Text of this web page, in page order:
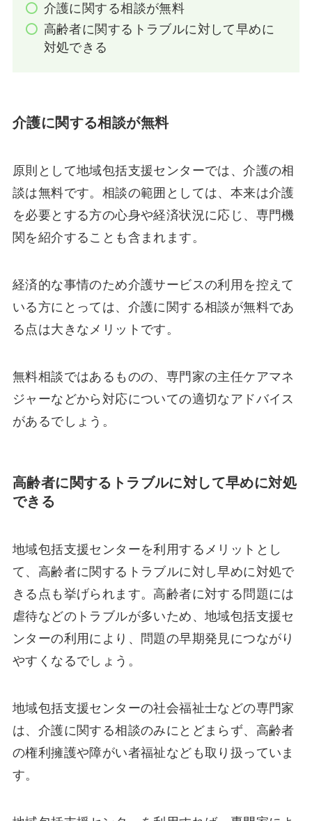
介護に関する相談が無料
高齢者に関するトラブルに対して早めに
対処できる
介護に関する相談が無料
原則として地域包括支援センターでは、介護の相
談は無料です。相談の範囲としては、本来は介護
を必要とする方の心身や経済状況に応じ、専門機
関を紹介することも含まれます。
経済的な事情のため介護サービスの利用を控えて
いる方にとっては、介護に関する相談が無料であ
る点は大きなメリットです。
無料相談ではあるものの、専門家の主任ケアマネ
ジャーなどから対応についての適切なアドバイス
があるでしょう。
高齢者に関するトラブルに対して早めに対処
できる
地域包括支援センターを利用するメリットとし
て、高齢者に関するトラブルに対し早めに対処で
きる点も挙げられます。高齢者に対する問題には
虐待などのトラブルが多いため、地域包括支援セ
ンターの利用により、問題の早期発見につながり
やすくなるでしょう。
地域包括支援センターの社会福祉士などの専門家
は、介護に関する相談のみにとどまらず、高齢者
の権利擁護や障がい者福祉なども取り扱っていま
す。